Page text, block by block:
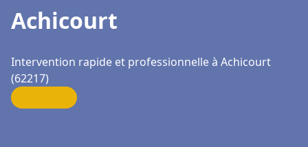
Achicourt
Intervention rapide et professionnelle à Achicourt
(62217)